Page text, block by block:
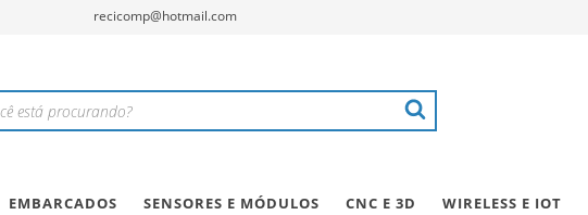
recicomp@hotmail.com
EMBARCADOS SENSORES E MÓDULOS CNC E 3D WIRELESS E IOT